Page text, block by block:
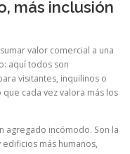
más inclusión
valor comercial a una
aquí todos son
visitantes, inquilinos o
cada vez valora más los
agregado incómodo. Son la
más humanos,